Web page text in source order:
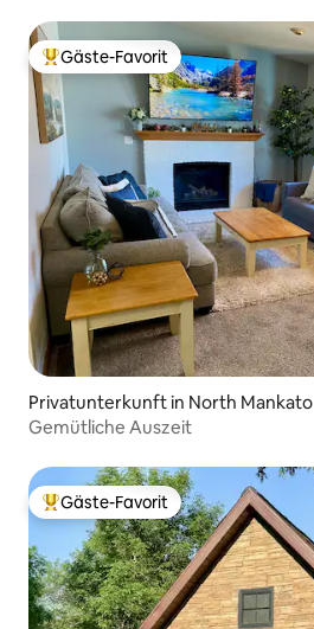
Beliebter Gäste-Favorit.
Gäste-Favorit
Privatunterkunft in North Mankato
Gemütliche Auszeit
Beliebter Gäste-Favorit.
Gäste-Favorit